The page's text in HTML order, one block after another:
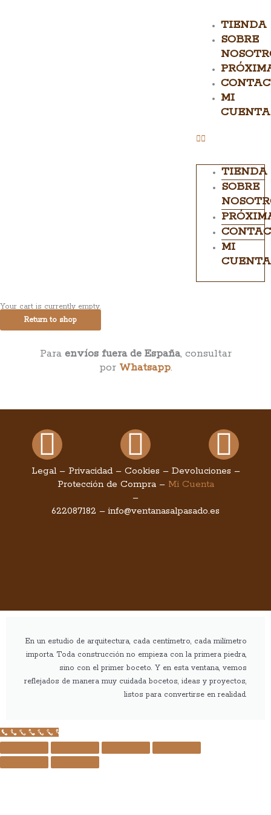
TIENDA
SOBRE
MI
CUENTA
TIENDA
SOBRE
MI
CUENTA
Your cart is currently empty.
Return to shop
Para envíos fuera de España, consultar
por Whatsapp.
FacebookInstagram
Legal– Privacidad– Cookies – Devoluciones –
Protección de Compra– Mi Cuenta
–
622087182 –info@ventanasalpasado.es
En un estudio de arquitectura, cada centímetro, cada milímetro
importa. Toda construcción no empieza con la primera piedra,
sino con el primer boceto. Y en esta ventana, vemos
reflejados de manera muy cuidada bocetos, ideas y proyectos,
listos para convertirse en realidad.
Call Now Button